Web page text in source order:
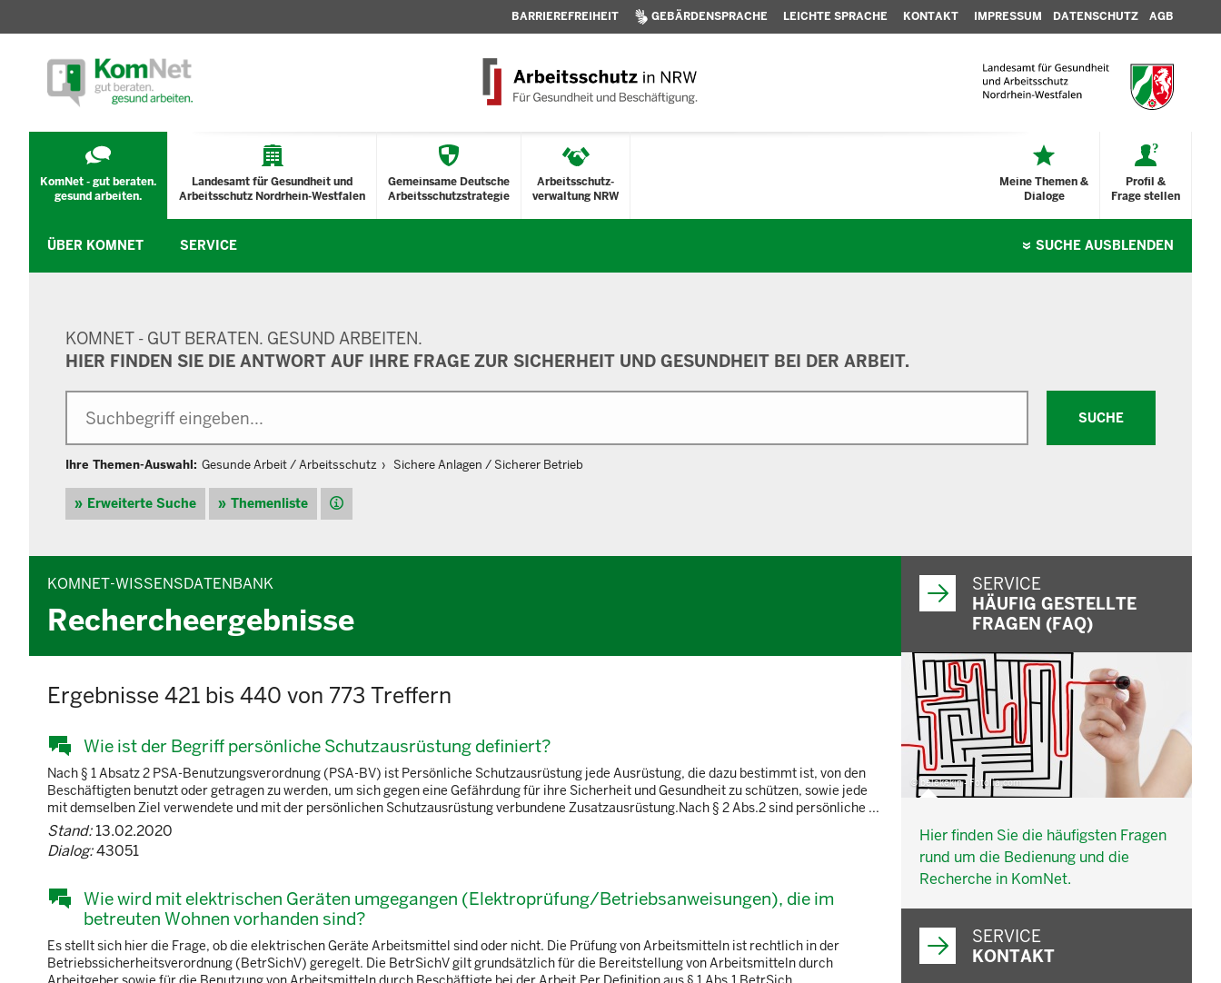
BARRIEREFREIHEIT GEBÄRDENSPRACHE LEICHTE SPRACHE KONTAKT IMPRESSUM DATENSCHUTZ AGB
KomNet - gut beraten.
gesund arbeiten.
Landesamt für Gesundheit und
Arbeitsschutz Nordrhein-Westfalen
Gemeinsame Deutsche
Arbeitsschutzstrategie
Arbeitsschutz-
verwaltung NRW
Profil &
Frage stellen
Meine Themen &
Dialoge
ÜBER KOMNET SERVICE SUCHE AUSBLENDEN
KOMNET - GUT BERATEN. GESUND ARBEITEN.
HIER FINDEN SIE DIE ANTWORT AUF IHRE FRAGE ZUR SICHERHEIT UND GESUNDHEIT BEI DER ARBEIT.
SUCHE
Ihre Themen-Auswahl: Gesunde Arbeit / Arbeitsschutz Sichere Anlagen / Sicherer Betrieb
Erweiterte Suche Themenliste Hilfe
KOMNET-WISSENSDATENBANK
Rechercheergebnisse
Ergebnisse 421 bis 440 von 773 Treffern
Wie ist der Begriff persönliche Schutzausrüstung definiert?
Nach § 1 Absatz 2 PSA-Benutzungsverordnung (PSA-BV) ist Persönliche Schutzausrüstung jede Ausrüstung, die dazu bestimmt ist, von den
Beschäftigten benutzt oder getragen zu werden, um sich gegen eine Gefährdung für ihre Sicherheit und Gesundheit zu schützen, sowie jede
mit demselben Ziel verwendete und mit der persönlichen Schutzausrüstung verbundene Zusatzausrüstung.Nach § 2 Abs.2 sind persönliche ...
Stand:13.02.2020
Dialog:43051
Wie wird mit elektrischen Geräten umgegangen (Elektroprüfung/Betriebsanweisungen), die im
betreuten Wohnen vorhanden sind?
Es stellt sich hier die Frage, ob die elektrischen Geräte Arbeitsmittel sind oder nicht. Die Prüfung von Arbeitsmitteln ist rechtlich in der
Betriebssicherheitsverordnung (BetrSichV) geregelt. Die BetrSichV gilt grundsätzlich für die Bereitstellung von Arbeitsmitteln durch
SERVICE
HÄUFIG GESTELLTE
FRAGEN (FAQ)
© belekekin - Fotolia.com
Hier finden Sie die häufigsten Fragen
rund um die Bedienung und die
Recherche in KomNet.
SERVICE
KONTAKT